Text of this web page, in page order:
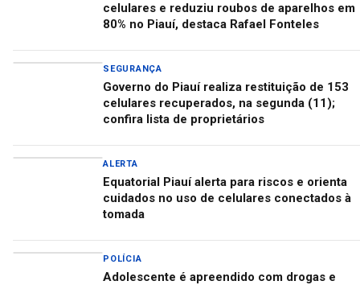
celulares e reduziu roubos de aparelhos em
80% no Piauí, destaca Rafael Fonteles
SEGURANÇA
Governo do Piauí realiza restituição de 153
celulares recuperados, na segunda (11);
confira lista de proprietários
ALERTA
Equatorial Piauí alerta para riscos e orienta
cuidados no uso de celulares conectados à
tomada
POLÍCIA
Adolescente é apreendido com drogas e